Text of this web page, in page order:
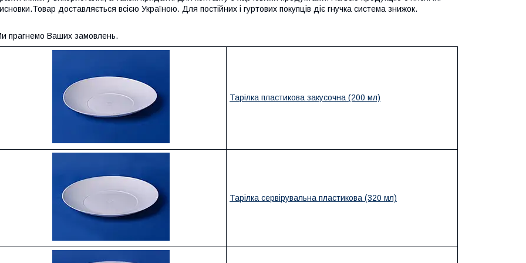
доставляється всією Україною. Для постійних і гуртових покупців діє гнучка система знижок.
прагнемо Ваших замовлень.
Тарілка пластикова закусочна (200 мл)
Тарілка сервірувальна пластикова (320 мл)